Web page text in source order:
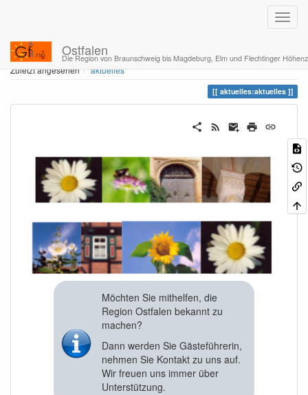
Ostfalen
Die Region von Braunschweig bis Magdeburg, Elm und Flechtinger
Sie befinden sich hier Homeaktuelles
aktuelles
Zuletzt angesehen
aktuelles
aktuelles:aktuelles
Möchten Sie mithelfen, die
Region Ostfalen bekannt zu
machen?
Dann werden Sie Gästeführerin,
nehmen Sie Kontakt zu uns auf.
Wir freuen uns immer über
Unterstützung.